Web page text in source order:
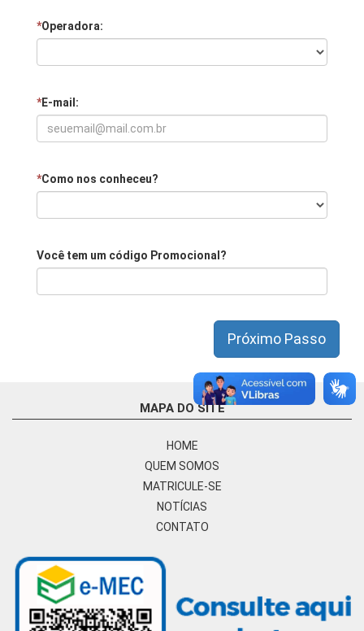
*Operadora:
*E-mail:
*Como nos conheceu?
Você tem um código Promocional?
Próximo Passo
MAPA DO SITE
HOME
QUEM SOMOS
MATRICULE-SE
NOTÍCIAS
CONTATO